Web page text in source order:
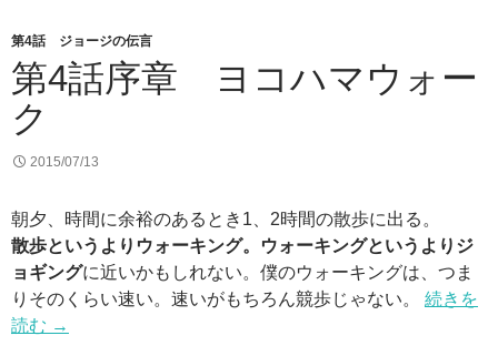
第4話 ジョージの伝言
第4話序章 ヨコハマウォー
ク
2015/07/13
朝夕、時間に余裕のあるとき1、2時間の散歩に出る。
散歩というよりウォーキング。ウォーキングというよりジ
ョギングに近いかもしれない。僕のウォーキングは、つま
りそのくらい速い。速いがもちろん競歩じゃない。 続きを
読む →